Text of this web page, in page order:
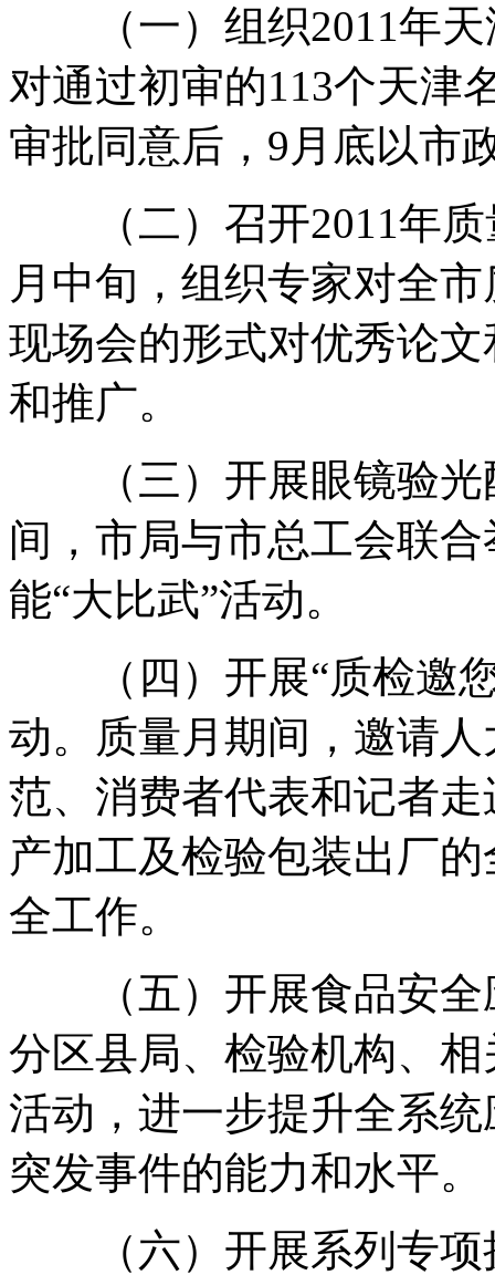
（一）组织2011年天
对通过初审的113个天津
审批同意后，9月底以市
（二）召开2011年质
月中旬，组织专家对全
现场会的形式对优秀论
和推广。
（三）开展眼镜验光
间，市局与市总工会联
能“大比武”活动。
（四）开展“质检邀您
动。质量月期间，邀请
范、消费者代表和记者
产加工及检验包装出厂
全工作。
（五）开展食品安全
分区县局、检验机构、
活动，进一步提升全系
突发事件的能力和水平。
（六）开展系列专项